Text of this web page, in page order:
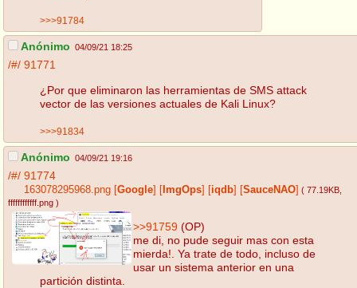
>>>91784
Anónimo 04/09/21 18:25
/#/ 91771
¿Por que eliminaron las herramientas de SMS attack
vector de las versiones actuales de Kali Linux?
>>>91834
Anónimo 04/09/21 19:16
/#/ 91774
163078295968.png Google ImgOps iqdb SauceNAO ( 77.19KB
ffffffffffff.png )
>>91759 (OP)
me di, no pude seguir mas con esta
mierda!. Ya trate de todo, incluso de
usar un sistema anterior en una
partición distinta.